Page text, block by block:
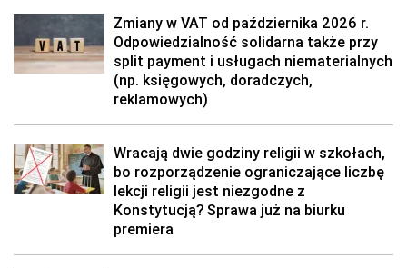
Zmiany w VAT od października 2026 r.
Odpowiedzialność solidarna także przy
split payment i usługach niematerialnych
(np. księgowych, doradczych,
reklamowych)
Wracają dwie godziny religii w szkołach,
bo rozporządzenie ograniczające liczbę
lekcji religii jest niezgodne z
Konstytucją? Sprawa już na biurku
premiera